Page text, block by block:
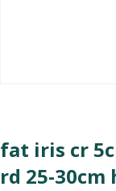
fat iris cr
rd 25-